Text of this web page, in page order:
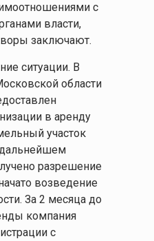
с
власти,
заключают.
ситуации. В
области
в аренду
участок
разрешение
возведение
За 2 месяца до
компания
с